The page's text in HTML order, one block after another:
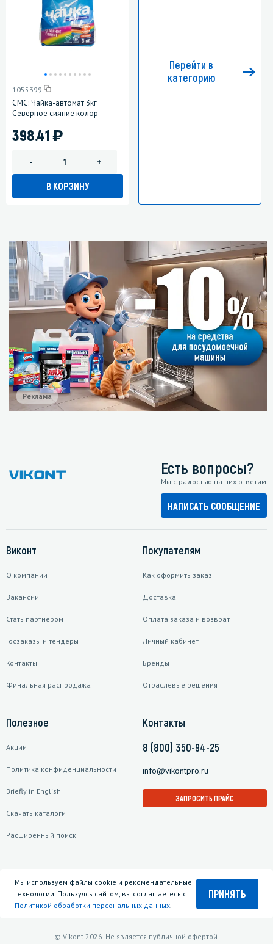
1055399
СМС: Чайка-автомат 3кг
Северное сияние колор
398.41)
- +
В КОРЗИНУ
Перейти в
категорию
Реклама
Есть вопросы?
Мы с радостью на них ответим
НАПИСАТЬ СООБЩЕНИЕ
Виконт
О компании
Вакансии
Стать партнером
Госзаказы и тендеры
Контакты
Финальная распродажа
Покупателям
Как оформить заказ
Доставка
Оплата заказа и возврат
Личный кабинет
Бренды
Отраслевые решения
Полезное
Акции
Политика конфиденциальности
Briefly in English
Скачать каталоги
Расширенный поиск
Контакты
8 (800) 350-94-25
info@vikontpro.ru
ЗАПРОСИТЬ ПРАЙС
© Vikont 2026. Не является публичной офертой.
Подписаться на рассылку
Мы используем файлы cookie и рекомендательные
технологии. Пользуясь сайтом, вы соглашаетесь с
Политикой обработки персональных данных.
ПРИНЯТЬ